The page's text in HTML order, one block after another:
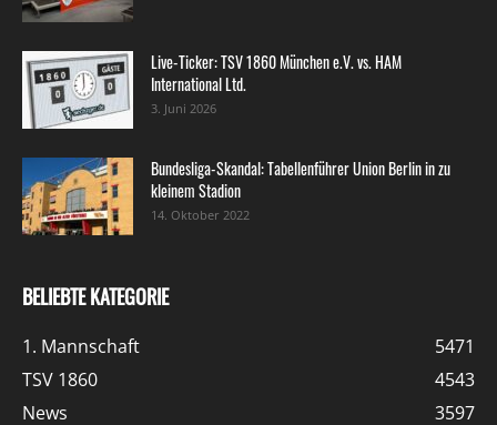
Live-Ticker: TSV 1860 München e.V. vs. HAM
International Ltd.
3. Juni 2026
Bundesliga-Skandal: Tabellenführer Union Berlin in zu
kleinem Stadion
14. Oktober 2022
BELIEBTE KATEGORIE
1. Mannschaft
5471
TSV 1860
4543
News
3597